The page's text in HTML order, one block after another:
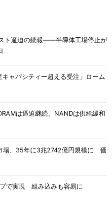
ト逼迫の続報――半導体工場停止が
ャパシティー超える受注」ローム
は逼迫継続、NANDは供給緩和
場、35年に3兆2742億円規模に 価
で実現 組み込みも容易に